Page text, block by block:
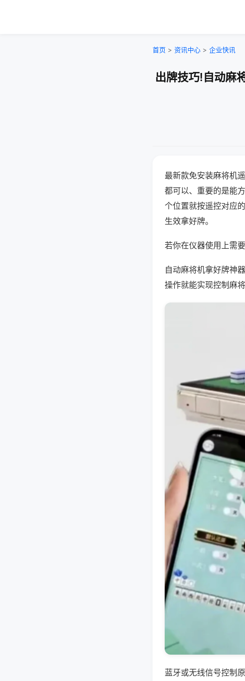
首页 > 资讯中心 > 企业快讯
出牌技巧!自动麻
最新款免安装麻将机
都可以、重要的是能
个位置就按遥控对应
生效拿好牌。
若你在仪器使用上需
自动麻将机拿好牌神
操作就能实现控制麻
蓝牙或无线信号控制